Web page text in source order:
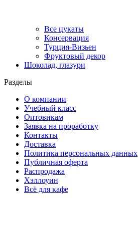
Все цукаты
Консервация
Турция-Визьен
Фруктовый декор
Шоколад, глазури
Разделы
О компании
Учебный класс
Оптовикам
Заявка на проработку
Контакты
Доставка
Политика персональных данных
Публичная оферта
Распродажа
Хэллоуин
Всё для кафе